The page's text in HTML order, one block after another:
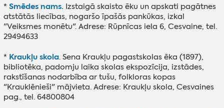
* Smēdes nams. Izstaigā skaisto ēku un apskati pagātnes
atstātās liecības, nogaršo īpašās pankūkas, izkal
"Veiksmes monētu". Adrese: Rūpnīcas iela 6, Cesvaine, tel.
29494633
* Kraukļu skola. Sena Kraukļu pagastskolas ēka (1897),
bibliotēka, padomju laika skolas ekspozīcija, izstādes,
rakstīšanas nodarbība ar tušu, folkloras kopas
"Krauklēnieši" mājvieta. Adrese: Kraukļu skola, Cesvaines
pag., tel. 64800804